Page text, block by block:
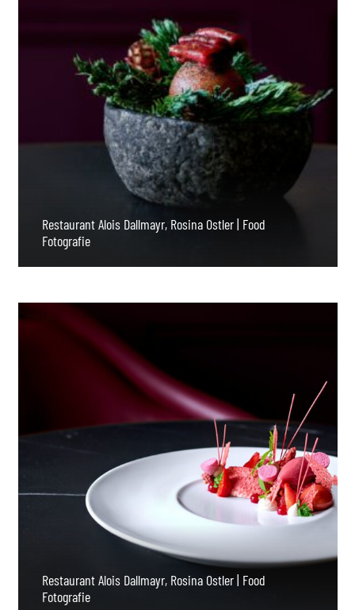
Restaurant Alois Dallmayr, Rosina Ostler | Food
Fotografie
Restaurant Alois Dallmayr, Rosina Ostler | Food
Fotografie